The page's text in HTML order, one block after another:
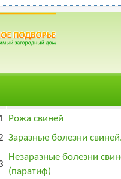
и
Рожа свиней
Заразные болезни
Незаразные болезни
(паратиф)